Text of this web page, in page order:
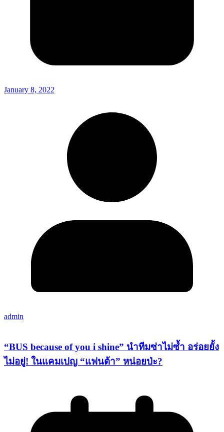
January 8, 2022
admin
“BUS because of you i shine” นำทีมซ่าไม่ซ้ำ อร่อยยั้ง
ไม่อยู่! ในแคมเปญ “แฟนต้า” หน่อยป่ะ?